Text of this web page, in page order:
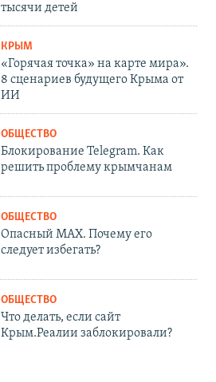
тысячи детей
КРЫМ
«Горячая точка» на карте мира».
8 сценариев будущего Крыма от
ИИ
ОБЩЕСТВО
Блокирование Telegram. Как
решить проблему крымчанам
ОБЩЕСТВО
Опасный MAX. Почему его
следует избегать?
ОБЩЕСТВО
Что делать, если сайт
Крым.Реалии заблокировали?